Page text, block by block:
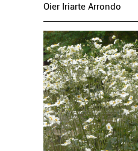
Oier Iriarte Arrondo